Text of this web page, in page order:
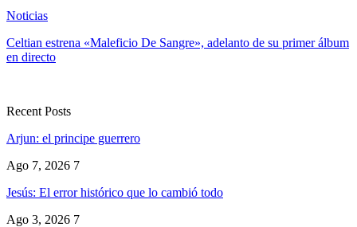
Noticias
Celtian estrena «Maleficio De Sangre», adelanto de su primer álbum
en directo
Recent Posts
Arjun: el principe guerrero
Ago 7, 2026 7
Jesús: El error histórico que lo cambió todo
Ago 3, 2026 7